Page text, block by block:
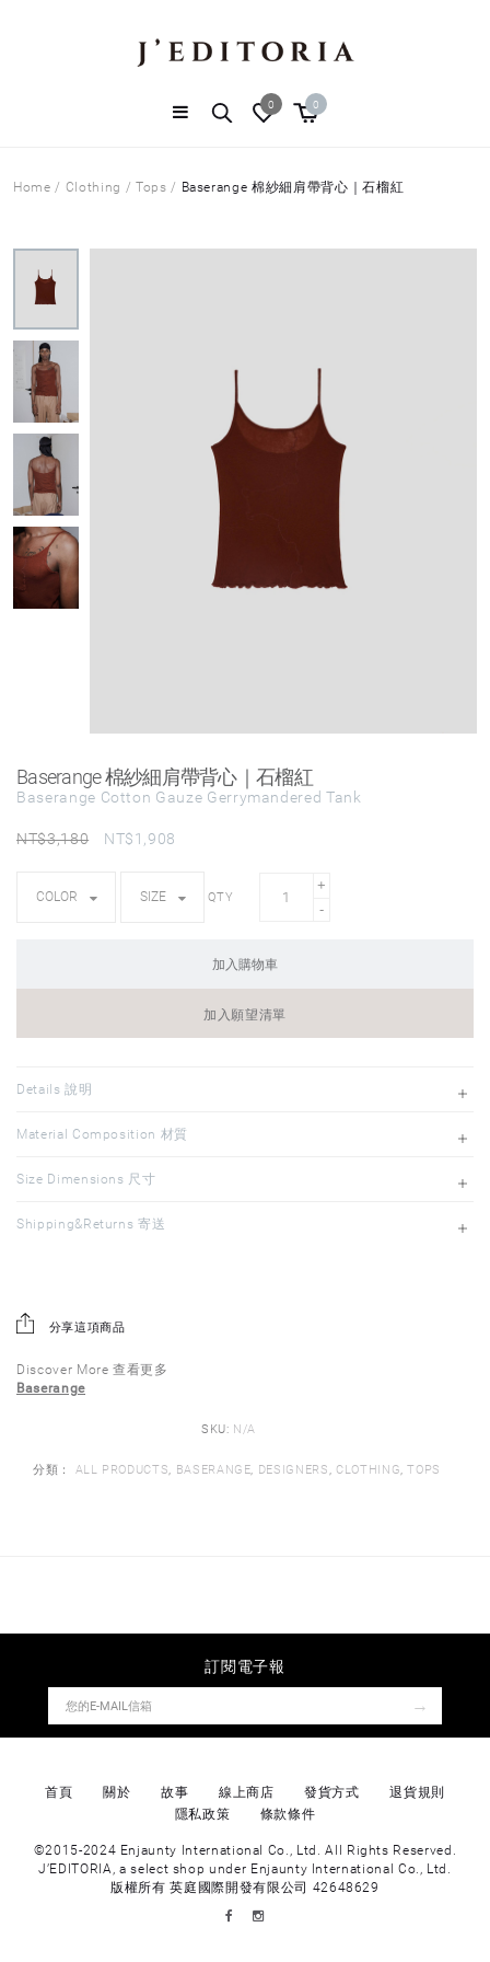
0 0
Home / Clothing / Tops / Baserange 棉紗細肩帶背心｜石榴紅
Baserange 棉紗細肩帶背心｜石榴紅
Baserange Cotton Gauze Gerrymandered Tank
NT$3,180 NT$1,908
QTY
加入購物車
加入願望清單
Details 說明
Material Composition 材質
Size Dimensions 尺寸
Shipping&Returns 寄送
分享這項商品
Discover More 查看更多
Baserange
SKU: N/A
分類： ALL PRODUCTS BASERANGE DESIGNERS CLOTHING ,TOPS
訂閱電子報
→
首頁 關於 故事 線上商店 發貨方式
退貨規則
隱私政策
條款條件
©2015-2024 Enjaunty International Co., Ltd. All Rights Reserved.
J’EDITORIA, a select shop under Enjaunty International Co., Ltd.
版權所有 英庭國際開發有限公司 42648629